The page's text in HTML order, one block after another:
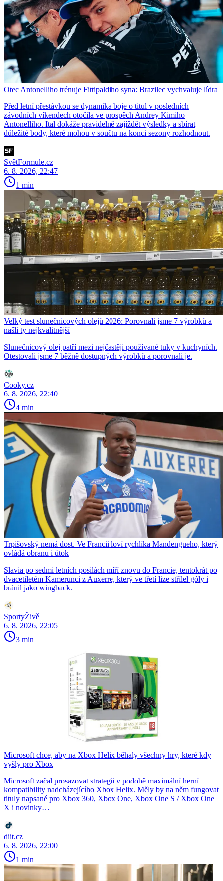
Otec Antonelliho trénuje Fittipaldiho syna: Brazilec vychvaluje lídra
Před letní přestávkou se dynamika boje o titul v posledních
závodních víkendech otočila ve prospěch Andrey Kimiho
Antonelliho. Ital dokáže pravidelně zajíždět výsledky a sbírat
důležité body, které mohou v součtu na konci sezony rozhodnout.
SvětFormule.cz
6. 8. 2026, 22:47
1 min
Velký test slunečnicových olejů 2026: Porovnali jsme 7 výrobků a
našli ty nejkvalitnější
Slunečnicový olej patří mezi nejčastěji používané tuky v kuchyních.
Otestovali jsme 7 běžně dostupných výrobků a porovnali je.
Cooky.cz
6. 8. 2026, 22:40
4 min
Trpišovský nemá dost. Ve Francii loví rychlíka Mandengueho, který
ovládá obranu i útok
Slavia po sedmi letních posilách míří znovu do Francie, tentokrát po
dvacetiletém Kamerunci z Auxerre, který ve třetí lize střílel góly i
bránil jako wingback.
SportyŽivě
6. 8. 2026, 22:05
3 min
Microsoft chce, aby na Xbox Helix běhaly všechny hry, které kdy
vyšly pro Xbox
Microsoft začal prosazovat strategii v podobě maximální herní
kompatibility nadcházejícího Xbox Helix. Měly by na něm fungovat
tituly napsané pro Xbox 360, Xbox One, Xbox One S / Xbox One
X i novinky…
diit.cz
6. 8. 2026, 22:00
1 min